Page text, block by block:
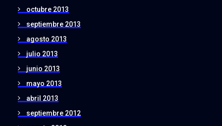
octubre 2013
septiembre 2013
agosto 2013
julio 2013
junio 2013
mayo 2013
abril 2013
septiembre 2012